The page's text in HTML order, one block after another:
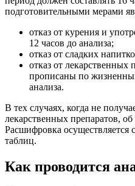
подготовительными мерами
отказ от курения и
12 часов до анализа;
отказ от сладких
отказ от лекарственных
прописаны по
анализа.
В тех случаях, когда не
лекарственных препаратов,
Расшифровка осуществляется
таблиц.
Как проводится